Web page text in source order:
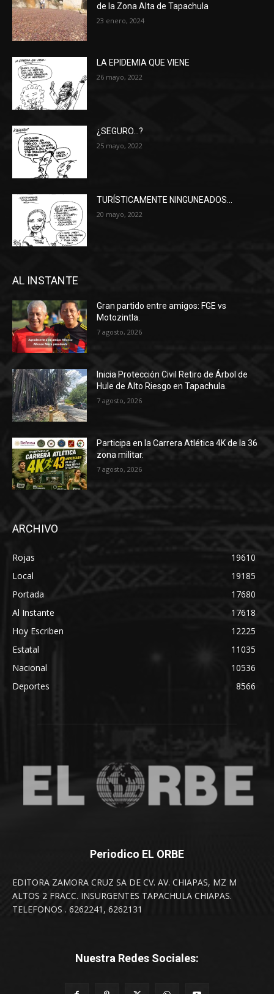
de la Zona Alta de Tapachula
23 enero, 2024
LA EPIDEMIA QUE VIENE
26 mayo, 2022
¿SEGURO…?
25 mayo, 2022
TURÍSTICAMENTE NINGUNEADOS…
20 mayo, 2022
AL INSTANTE
Gran partido entre amigos: FGE vs
Motozintla.
7 agosto, 2026
Inicia Protección Civil Retiro de Árbol de
Hule de Alto Riesgo en Tapachula.
7 agosto, 2026
Participa en la Carrera Atlética 4K de la 36
zona militar.
7 agosto, 2026
ARCHIVO
Rojas
19610
Local
19185
Portada
17680
Al Instante
17618
Hoy Escriben
12225
Estatal
11035
Nacional
10536
Deportes
8566
Periodico EL ORBE
EDITORA ZAMORA CRUZ SA DE CV. AV. CHIAPAS, MZ M
ALTOS 2 FRACC. INSURGENTES TAPACHULA CHIAPAS.
TELEFONOS . 6262241, 6262131
Nuestra Redes Sociales: